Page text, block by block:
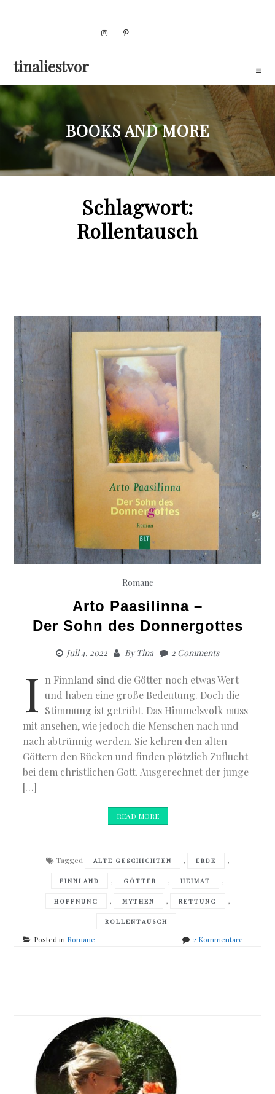
tinaliestvor
BOOKS AND MORE
Schlagwort:
Rollentausch
Romane
Arto Paasilinna –
Der Sohn des Donnergottes
Juli 4, 2022 ByTina 2 Comments
I n Finnland sind die Götter noch etwas Wert
und haben eine große Bedeutung. Doch die
Stimmung ist getrübt. Das Himmelsvolk muss
mit ansehen, wie jedoch die Menschen nach und
nach abtrünnig werden. Sie kehren den alten
Göttern den Rücken und finden plötzlich Zuflucht
bei dem christlichen Gott. Ausgerechnet der junge
[…]
READ MORE
Tagged ALTE GESCHICHTEN , ERDE ,
FINNLAND , GÖTTER , HEIMAT ,
HOFFNUNG , MYTHEN , RETTUNG ,
ROLLENTAUSCH
Posted in Romane 2 Kommentarezu
navigation